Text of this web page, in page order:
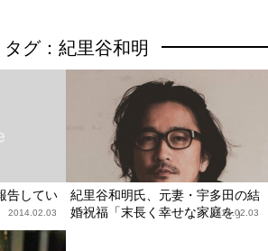
タグ：紀里谷和明
告してい
2014.02.03
紀里谷和明氏、元妻・宇多田の結
婚祝福「末長く幸せな家庭を」
2014.02.03